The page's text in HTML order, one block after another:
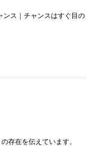
ンス｜チャンスはすぐ目の
存在を伝えています。